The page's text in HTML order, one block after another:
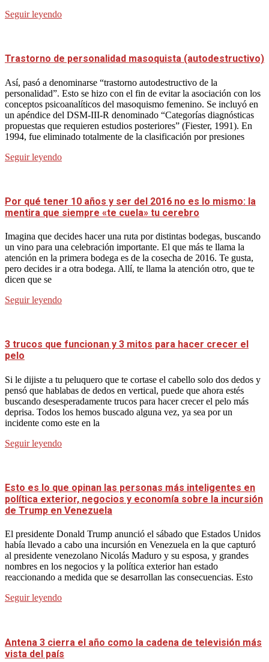
Seguir leyendo
Trastorno de personalidad masoquista (autodestructivo)
Así, pasó a denominarse “trastorno autodestructivo de la
personalidad”. Esto se hizo con el fin de evitar la asociación con los
conceptos psicoanalíticos del masoquismo femenino. Se incluyó en
un apéndice del DSM-III-R denominado “Categorías diagnósticas
propuestas que requieren estudios posteriores” (Fiester, 1991). En
1994, fue eliminado totalmente de la clasificación por presiones
Seguir leyendo
Por qué tener 10 años y ser del 2016 no es lo mismo: la
mentira que siempre «te cuela» tu cerebro
Imagina que decides hacer una ruta por distintas bodegas, buscando
un vino para una celebración importante. El que más te llama la
atención en la primera bodega es de la cosecha de 2016. Te gusta,
pero decides ir a otra bodega. Allí, te llama la atención otro, que te
dicen que se
Seguir leyendo
3 trucos que funcionan y 3 mitos para hacer crecer el
pelo
Si le dijiste a tu peluquero que te cortase el cabello solo dos dedos y
pensó que hablabas de dedos en vertical, puede que ahora estés
buscando desesperadamente trucos para hacer crecer el pelo más
deprisa. Todos los hemos buscado alguna vez, ya sea por un
incidente como este en la
Seguir leyendo
Esto es lo que opinan las personas más inteligentes en
política exterior, negocios y economía sobre la incursión
de Trump en Venezuela
El presidente Donald Trump anunció el sábado que Estados Unidos
había llevado a cabo una incursión en Venezuela en la que capturó
al presidente venezolano Nicolás Maduro y su esposa, y grandes
nombres en los negocios y la política exterior han estado
reaccionando a medida que se desarrollan las consecuencias. Esto
Seguir leyendo
Antena 3 cierra el año como la cadena de televisión más
vista del país